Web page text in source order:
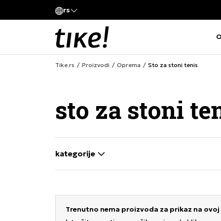
rs
Tike.rs Proizvodi Oprema Sto za stoni tenis
sto za stoni
selecting a filter closes the filters and
kategorije
Trenutno nema proizvoda za prikaz na